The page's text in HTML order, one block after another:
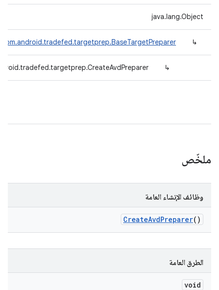
java.lang.Object
↳
com.android.tradefed.targetprep.BaseTargetPreparer
↳
ملخّص
وظائف الإنشاء العامة
CreateAvdPreparer()
الطرق العامة
void